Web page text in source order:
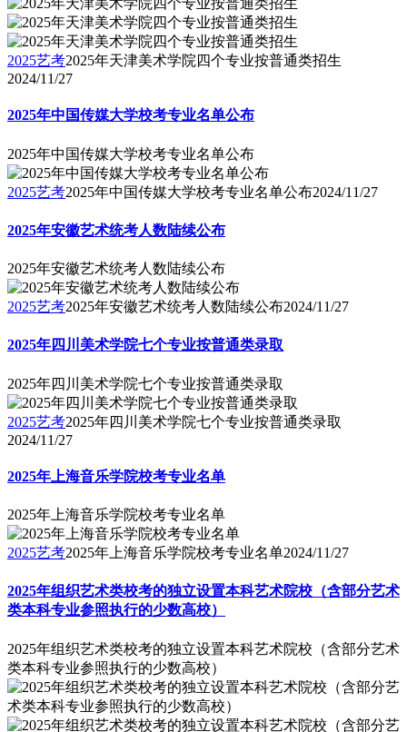
2025艺考2025年天津美术学院四个专业按普通类招生
2024/11/27
2025年中国传媒大学校考专业名单公布
2025年中国传媒大学校考专业名单公布
2025艺考2025年中国传媒大学校考专业名单公布2024/11/27
2025年安徽艺术统考人数陆续公布
2025年安徽艺术统考人数陆续公布
2025艺考2025年安徽艺术统考人数陆续公布2024/11/27
2025年四川美术学院七个专业按普通类录取
2025年四川美术学院七个专业按普通类录取
2025艺考2025年四川美术学院七个专业按普通类录取
2024/11/27
2025年上海音乐学院校考专业名单
2025年上海音乐学院校考专业名单
2025艺考2025年上海音乐学院校考专业名单2024/11/27
2025年组织艺术类校考的独立设置本科艺术院校（含部分艺术
类本科专业参照执行的少数高校）
2025年组织艺术类校考的独立设置本科艺术院校（含部分艺术
类本科专业参照执行的少数高校）